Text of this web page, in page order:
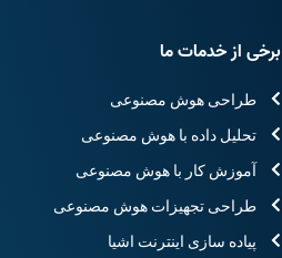
برخی از خدمات ما
طراحی هوش مصنوعی
تحلیل داده با هوش مصنوعی
آموزش کار با هوش مصنوعی
طراحی تجهیزات هوش مصنوعی
پیاده سازی اینترنت اشیا